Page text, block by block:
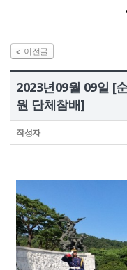
정보공개
HOME
이전글
2023년09월 09일 [
원 단체참배]
작성자